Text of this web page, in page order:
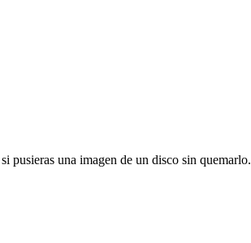
pusieras una imagen de un disco sin quemarlo.